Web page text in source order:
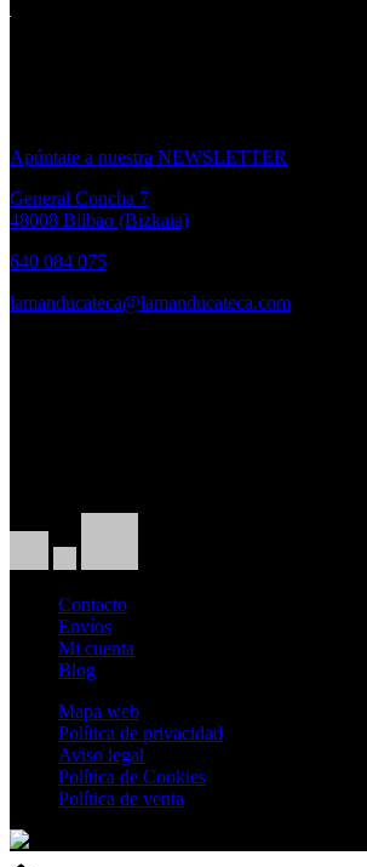
Apúntate a nuestra NEWSLETTER
General Concha 7
48008 Bilbao (Bizkaia)
640 084 075
lamanducateca@lamanducateca.com
Contacto
Envíos
Mi cuenta
Blog
Mapa web
Política de privacidad
Aviso legal
Política de Cookies
Política de venta